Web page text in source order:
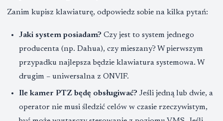
Zanim kupisz klawiaturę, odpowiedz sobie na kilka pytań:
Jaki system posiadam? Czy jest to system jednego
producenta (np. Dahua), czy mieszany? W pierwszym
przypadku najlepsza będzie klawiatura systemowa. W
drugim – uniwersalna z ONVIF.
Ile kamer PTZ będę obsługiwać? Jeśli jedną lub dwie, a
operator nie musi śledzić celów w czasie rzeczywistym,